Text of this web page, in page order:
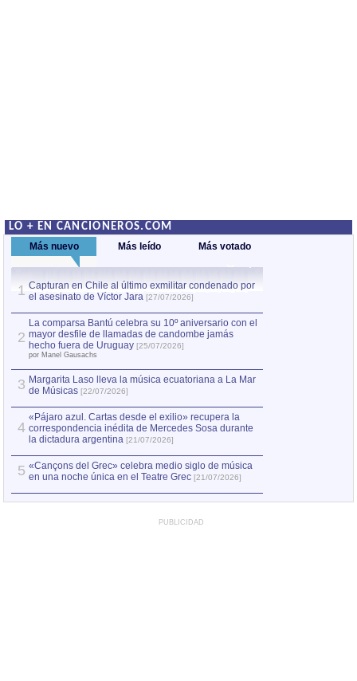
LO + EN CANCIONEROS.COM
Más nuevo Más leído Más votado
1 Capturan en Chile al último exmilitar condenado por
el asesinato de Víctor Jara [27/07/2026]
2
La comparsa Bantú celebra su 10º aniversario con el
mayor desfile de llamadas de candombe jamás
hecho fuera de Uruguay [25/07/2026]
por Manel Gausachs
3 Margarita Laso lleva la música ecuatoriana a La Mar
de Músicas [22/07/2026]
4
«Pájaro azul. Cartas desde el exilio» recupera la
correspondencia inédita de Mercedes Sosa durante
la dictadura argentina [21/07/2026]
5 «Cançons del Grec» celebra medio siglo de música
en una noche única en el Teatre Grec [21/07/2026]
PUBLICIDAD